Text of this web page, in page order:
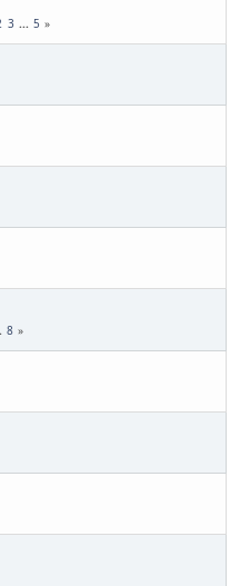
3 ... 5
8